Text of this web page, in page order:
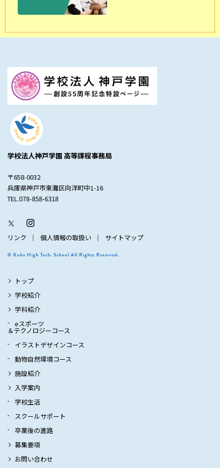
学校法人神戸学園 高等課程事務局
〒658-0032
兵庫県神戸市東灘区向洋町中1-16
TEL.078-858-6318
リンク 個人情報の取扱い サイトマップ
© Kobe High Tech. School All Rights Reserved.
トップ
学校紹介
学科紹介
eスポーツ
＆テクノロジーコース
イラストデザインコース
動物自然環境コース
施設紹介
入学案内
学校生活
スクールサポート
卒業後の進路
募集要項
お問い合わせ